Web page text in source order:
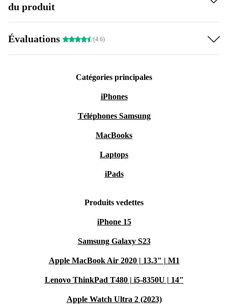
du produit
Évaluations (4.6)
Catégories principales
iPhones
Téléphones Samsung
MacBooks
Laptops
iPads
Produits vedettes
iPhone 15
Samsung Galaxy S23
Apple MacBook Air 2020 | 13.3" | M1
Lenovo ThinkPad T480 | i5-8350U | 14"
Apple Watch Ultra 2 (2023)